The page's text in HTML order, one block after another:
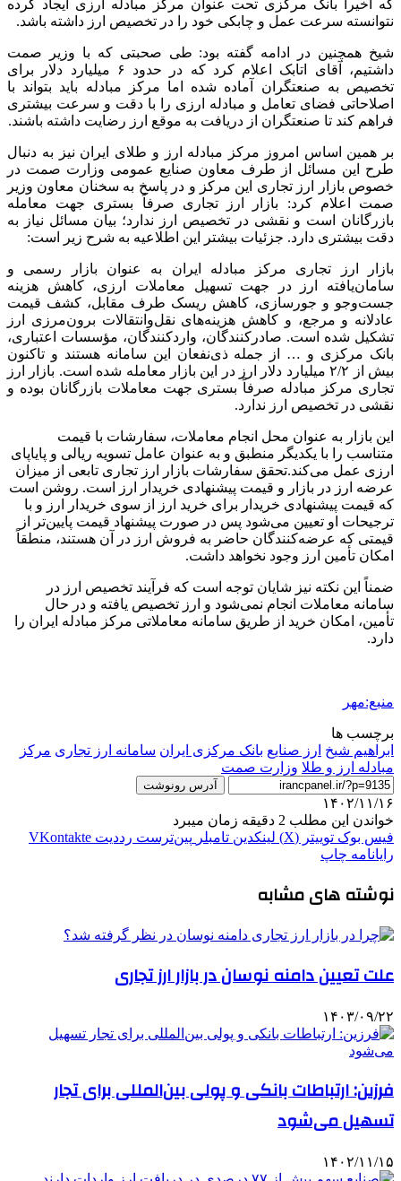
که اخیراً بانک مرکزی تحت عنوان مرکز مبادله ارزی ایجاد کرده
نتوانسته سرعت عمل و چابکی خود را در تخصیص ارز داشته باشد.
شیخ همچنین در ادامه گفته بود: طی صحبتی که با وزیر صمت
داشتیم، آقای اتابک اعلام کرد که در حدود ۶ میلیارد دلار برای
تخصیص به صنعتگران آماده شده اما مرکز مبادله باید بتواند با
اصلاحاتی فضای تعامل و مبادله ارزی را با دقت و سرعت بیشتری
فراهم کند تا صنعتگران از دریافت به موقع ارز رضایت داشته باشند.
بر همین اساس امروز مرکز مبادله ارز و طلای ایران نیز به دنبال
طرح این مسائل از طرف معاون صنایع عمومی وزارت صمت در
خصوص بازار ارز تجاری این مرکز و در پاسخ به سخنان معاون وزیر
صمت اعلام کرد: بازار ارز تجاری صرفاً بستری جهت معامله
بازرگانان است و نقشی در تخصیص ارز ندارد؛ بیان مسائل نیاز به
دقت بیشتری دارد. جزئیات بیشتر این اطلاعیه به شرح زیر است:
بازار ارز تجاری مرکز مبادله ایران به عنوان بازار رسمی و
سامان‌یافته ارز در جهت تسهیل معاملات ارزی، کاهش هزینه
جست‌وجو و جورسازی، کاهش ریسک طرف مقابل، کشف قیمت
عادلانه و مرجع، و کاهش هزینه‌های نقل‌وانتقالات برون‌مرزی ارز
تشکیل شده است. صادرکنندگان، واردکنندگان، مؤسسات اعتباری،
بانک مرکزی و … از جمله ذی‌نفعان این سامانه هستند و تاکنون
بیش از ۲/۲ میلیارد دلار ارز در این بازار معامله شده است. بازار ارز
تجاری مرکز مبادله صرفاً بستری جهت معاملات بازرگانان بوده و
نقشی در تخصیص ارز ندارد.
این بازار به عنوان محل انجام معاملات، سفارشات با قیمت
متناسب را با یکدیگر منطبق و به عنوان عامل تسویه ریالی و پایاپای
ارزی عمل می‌کند.تحقق سفارشات بازار ارز تجاری تابعی از میزان
عرضه ارز در بازار و قیمت پیشنهادی خریدار ارز است. روشن است
که قیمت پیشنهادی خریدار برای خرید ارز از سوی خریدار ارز و با
ترجیحات او تعیین می‌شود پس در صورت پیشنهاد قیمت پایین‌تر از
قیمتی که عرضه‌کنندگان حاضر به فروش ارز در آن هستند، منطقاً
امکان تأمین ارز وجود نخواهد داشت.
ضمناً این نکته نیز شایان توجه است که فرآیند تخصیص ارز در
سامانه معاملات انجام نمی‌شود و ارز تخصیص یافته و در حال
تأمین، امکان خرید از طریق سامانه معاملاتی مرکز مبادله ایران را
دارد.
منبع:مهر
برچسب ها
ابراهیم شیخ ارز صنایع بانک مرکزی ایران سامانه ارز تجاری مرکز
مبادله ارز و طلا وزارت صمت
آدرس رونوشت
۱۴۰۲/۱۱/۱۶
خواندن این مطلب 2 دقیقه زمان میبرد
فیس بوک توییتر (X) لینکدین ‫تامبلر ‫پین‌ترست ‫رددیت ‫VKontakte
رایانامه چاپ
نوشته های مشابه
علت تعیین دامنه نوسان در بازار ارز تجاری
۱۴۰۳/۰۹/۲۲
فرزین: ارتباطات بانکی و پولی بین‌المللی برای تجار
تسهیل می‌شود
۱۴۰۲/۱۱/۱۵